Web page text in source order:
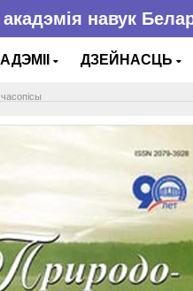
навук
ДЗЕЙНАСЦЬ